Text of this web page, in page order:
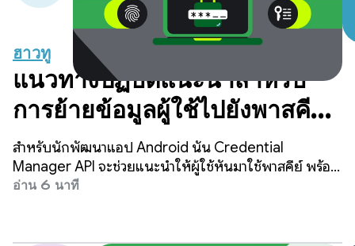
ฮาวทู
แนวทางปฏิบัติแนะนำสำหรับ
การย้ายข้อมูลผู้ใช้ไปยังพาสคีย์
ด้วย Credential
Manager
สำหรับนักพัฒนาแอป Android นั้น Credential
Manager API จะช่วยแนะนําให้ผู้ใช้หันมาใช้พาสคีย์ พร้อม
ทั้งยังคงรองรับกลไกการลงชื่อเข้าใช้แบบเดิม เช่น รหัสผ่าน
อ่าน 6 นาที